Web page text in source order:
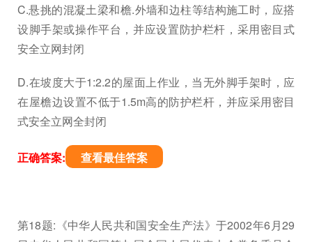
C.悬挑的混凝土梁和檐.外墙和边柱等结构施工时，应搭
设脚手架或操作平台，并应设置防护栏杆，采用密目式
安全立网封闭
D.在坡度大于1:2.2的屋面上作业，当无外脚手架时，应
在屋檐边设置不低于1.5m高的防护栏杆，并应采用密目
式安全立网全封闭
正确答案: 查看最佳答案
第18题:《中华人民共和国安全生产法》于2002年6月29